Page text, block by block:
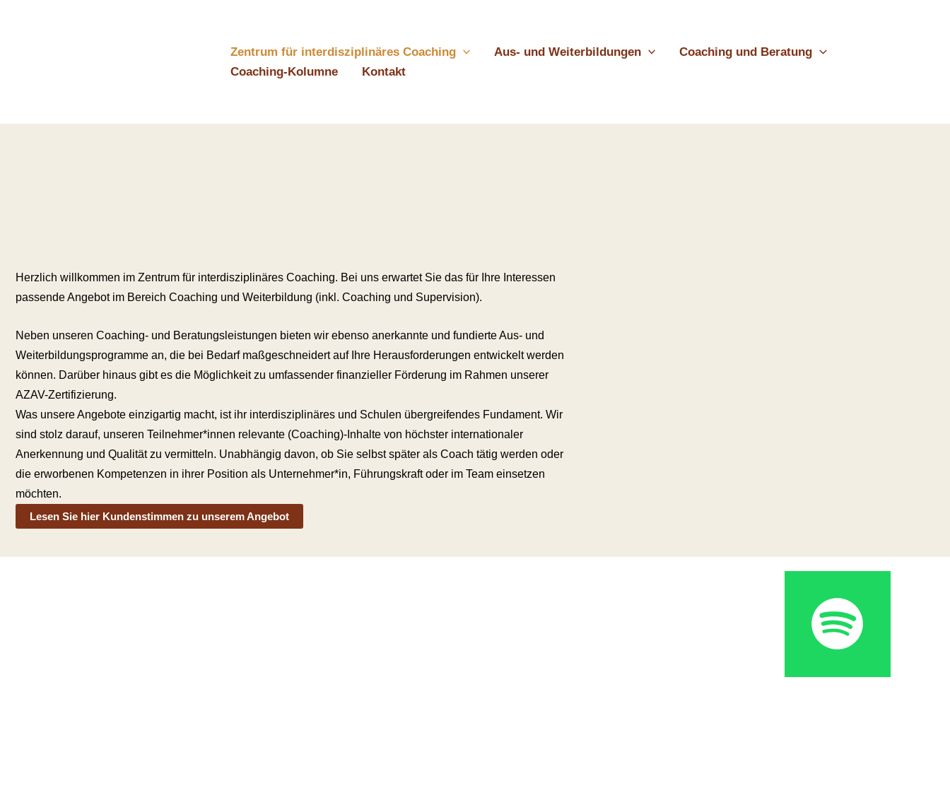
Zentrum für interdisziplinäres Coaching Aus- und Weiterbildungen
Coaching und Beratung
Coaching-Kolumne
Kontakt
Herzlich willkommen im Zentrum für interdisziplinäres Coaching. Bei uns erwartet Sie das für Ihre Interessen
passende Angebot im Bereich Coaching und Weiterbildung (inkl. Coaching und Supervision).
Neben unseren Coaching- und Beratungsleistungen bieten wir ebenso anerkannte und fundierte Aus- und
Weiterbildungsprogramme an, die bei Bedarf maßgeschneidert auf Ihre Herausforderungen entwickelt werden
können. Darüber hinaus gibt es die Möglichkeit zu umfassender finanzieller Förderung im Rahmen unserer
AZAV-Zertifizierung.
Was unsere Angebote einzigartig macht, ist ihr interdisziplinäres und Schulen übergreifendes Fundament. Wir
sind stolz darauf, unseren Teilnehmer*innen relevante (Coaching)-Inhalte von höchster internationaler
Anerkennung und Qualität zu vermitteln. Unabhängig davon, ob Sie selbst später als Coach tätig werden oder
die erworbenen Kompetenzen in ihrer Position als Unternehmer*in, Führungskraft oder im Team einsetzen
möchten.
Lesen Sie hier Kundenstimmen zu unserem Angebot